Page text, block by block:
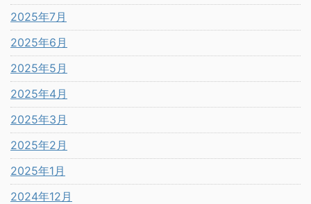
2025年7月
2025年6月
2025年5月
2025年4月
2025年3月
2025年2月
2025年1月
2024年12月